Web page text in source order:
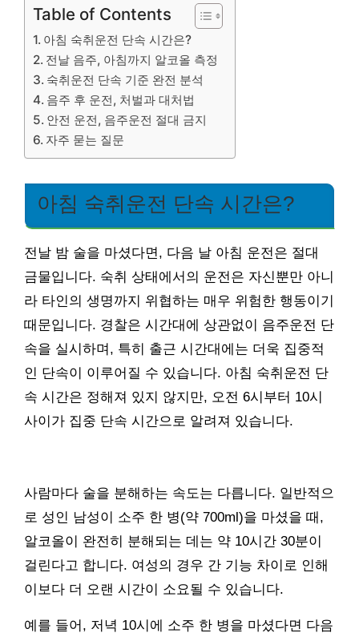
Table of Contents
아침 숙취운전 단속 시간은?
전날 음주, 아침까지 알코올 측정
숙취운전 단속 기준 완전 분석
음주 후 운전, 처벌과 대처법
안전 운전, 음주운전 절대 금지
자주 묻는 질문
아침 숙취운전 단속 시간은?
전날 밤 술을 마셨다면, 다음 날 아침 운전은 절대
금물입니다. 숙취 상태에서의 운전은 자신뿐만 아니
라 타인의 생명까지 위협하는 매우 위험한 행동이기
때문입니다. 경찰은 시간대에 상관없이 음주운전 단
속을 실시하며, 특히 출근 시간대에는 더욱 집중적
인 단속이 이루어질 수 있습니다. 아침 숙취운전 단
속 시간은 정해져 있지 않지만, 오전 6시부터 10시
사이가 집중 단속 시간으로 알려져 있습니다.
사람마다 술을 분해하는 속도는 다릅니다. 일반적으
로 성인 남성이 소주 한 병(약 700ml)을 마셨을 때,
알코올이 완전히 분해되는 데는 약 10시간 30분이
걸린다고 합니다. 여성의 경우 간 기능 차이로 인해
이보다 더 오랜 시간이 소요될 수 있습니다.
예를 들어, 저녁 10시에 소주 한 병을 마셨다면 다음